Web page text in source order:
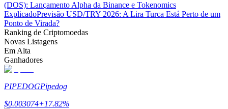
Afiliados Bitrue
Até 65% de comissões!
(DOS): Lançamento Alpha da Binance e Tokenomics
ExplicadoPrevisão USD/TRY 2026: A Lira Turca Está Perto de um
Ponto de Virada?
Ranking de Criptomoedas
Novas Listagens
Em Alta
Ganhadores
PIPEDOGPipedog
$0.003074+17.82%